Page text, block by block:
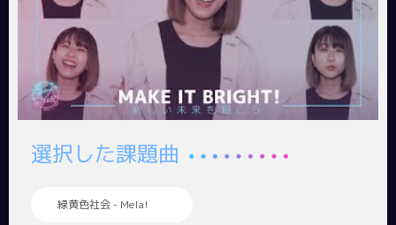
選択した課題曲
緑黄色社会 - Mela!